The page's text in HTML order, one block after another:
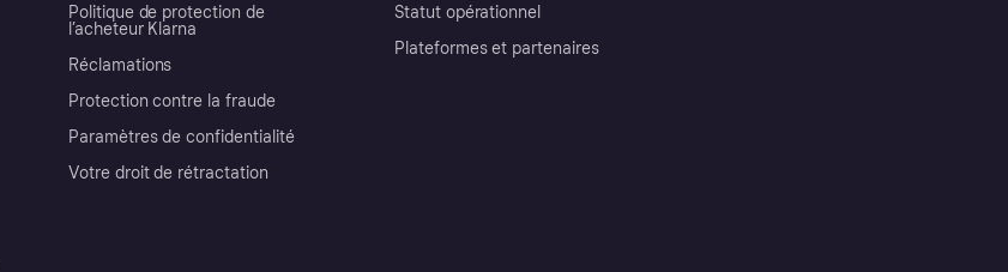
Politique de protection de
l’acheteur Klarna
Réclamations
Protection contre la fraude
Paramètres de confidentialité
Votre droit de rétractation
Statut opérationnel
Plateformes et partenaires